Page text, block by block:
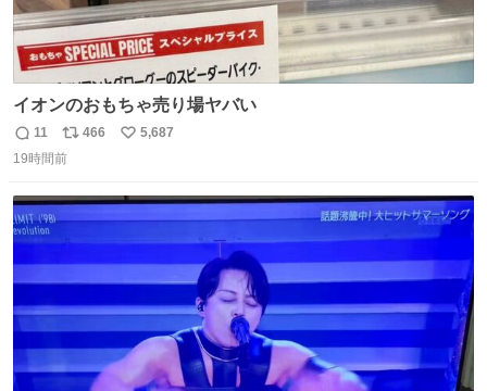
イオンのおもちゃ売り場ヤバい
返
信
11
リ
ポ
ト
466
い
数
5,687
19時間前